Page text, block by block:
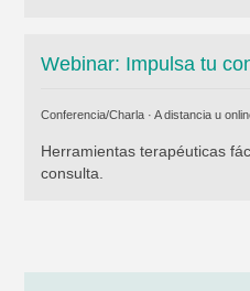
Webinar: Impulsa tu
Conferencia/Charla · A distancia u
Herramientas terapéuticas
consulta.